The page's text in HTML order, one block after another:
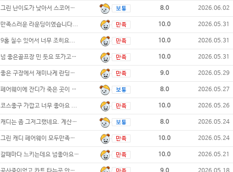
그린 난이도가 낮아서 스코어가 잘나옵니다!. 8.0 2026.06.02
만족스러운 라운딩이였습니다... 10.0 2026.05.31
9홀 칠수 있어서 너무 조히요... 10.0 2026.05.31
넘 좋은골프장 민 듯요 또가고싶은 골프장입 10.0 2026.05.31
좋은 구장에서 재미나게 란딩하고 갑니다. 캐 9.0 2026.05.29
페어웨이에 잔디가 죽은 곳이 많아서 좀 아쉬 8.0 2026.05.27
코스좋구 가깝고 너무 좋아요 ... 10.0 2026.05.26
캐디는 좀 그저그랬네요. 계산하는데 말도 없 8.0 2026.05.24
그린 캐디 페어웨이 모두만족스러웠습니다... 10.0 2026.05.24
갈때마다 느키는데요 넘좋아요... 10.0 2026.05.21